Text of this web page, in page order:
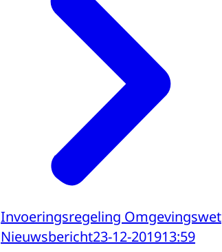
Invoeringsregeling Omgevingswet
Nieuwsbericht23-12-201913:59